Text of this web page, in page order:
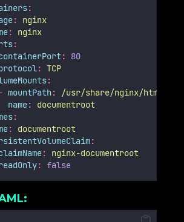
:
:
nginx
:
nginx
:
:
80
: TCP
:
- mountPath:
/usr/share/nginx/html
name:
documentroot
:
:
documentroot
:
:
nginx-documentroot
: false